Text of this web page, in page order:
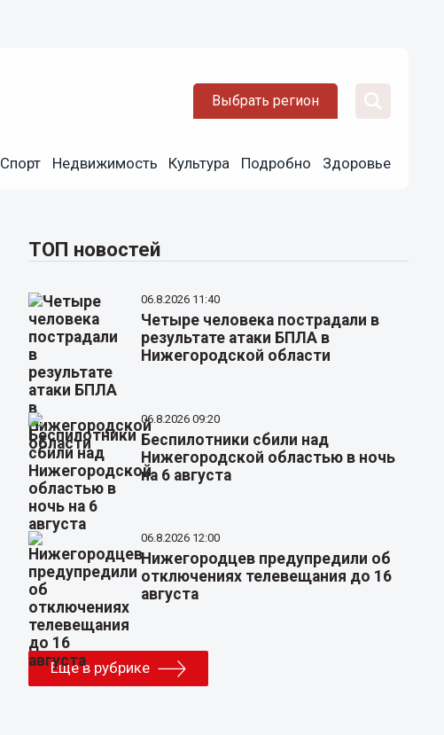
Выбрать регион
Спорт Недвижимость Культура Подробно Здоровье
ТОП новостей
06.8.2026 11:40
Четыре человека пострадали в
результате атаки БПЛА в
Нижегородской области
06.8.2026 09:20
Беспилотники сбили над
Нижегородской областью в ночь
на 6 августа
06.8.2026 12:00
Нижегородцев предупредили об
отключениях телевещания до 16
августа
Еще в рубрике